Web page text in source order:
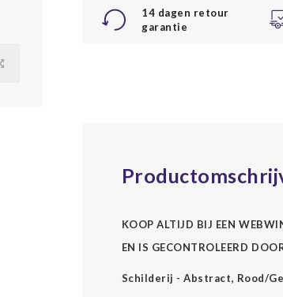
14 dagen retour
garantie
KOOP ALTIJD BIJ EEN
EN IS GECONTROLEERD
Schilderij - Abstract, Rood/